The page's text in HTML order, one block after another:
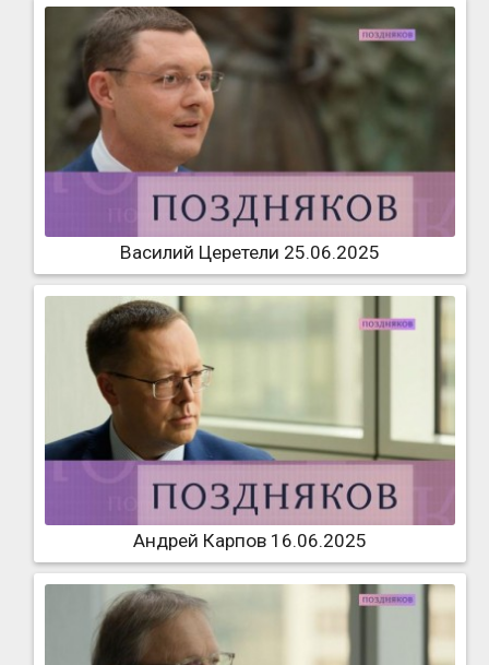
Василий Церетели 25.06.2025
Андрей Карпов 16.06.2025